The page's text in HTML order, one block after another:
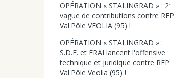
OPÉRATION « STALINGRAD » : 2ᵉ
vague de contributions contre REP
Val'Pôle VEOLIA (95) !
OPÉRATION « STALINGRAD » :
S.D.F. et FRAI lancent l'offensive
technique et juridique contre REP
Val'Pôle Veolia (95) !